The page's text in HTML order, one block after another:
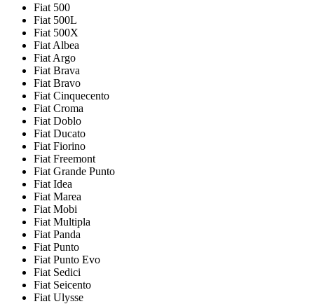
Fiat 500
Fiat 500L
Fiat 500X
Fiat Albea
Fiat Argo
Fiat Brava
Fiat Bravo
Fiat Cinquecento
Fiat Croma
Fiat Doblo
Fiat Ducato
Fiat Fiorino
Fiat Freemont
Fiat Grande Punto
Fiat Idea
Fiat Marea
Fiat Mobi
Fiat Multipla
Fiat Panda
Fiat Punto
Fiat Punto Evo
Fiat Sedici
Fiat Seicento
Fiat Ulysse